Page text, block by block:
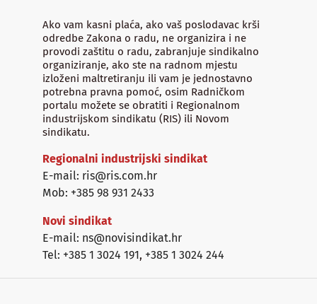
Ako vam kasni plaća, ako vaš poslodavac krši
odredbe Zakona o radu, ne organizira i ne
provodi zaštitu o radu, zabranjuje sindikalno
organiziranje, ako ste na radnom mjestu
izloženi maltretiranju ili vam je jednostavno
potrebna pravna pomoć, osim Radničkom
portalu možete se obratiti i Regionalnom
industrijskom sindikatu (RIS) ili Novom
sindikatu.
Regionalni industrijski sindikat
E-mail: ris@ris.com.hr
Mob: +385 98 931 2433
Novi sindikat
E-mail: ns@novisindikat.hr
Tel: +385 1 3024 191, +385 1 3024 244